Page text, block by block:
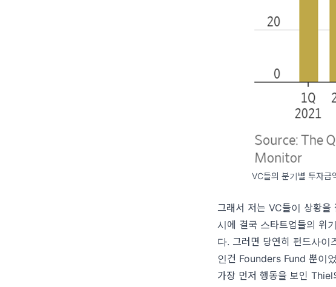
VC들의 분기별 투자
그래서 저는 VC들이 상황
시에 결국 스타트업들의 위
다. 그러면 당연히 펀드사이
인건 Founders Fund 뿐이
가장 먼저 행동을 보인